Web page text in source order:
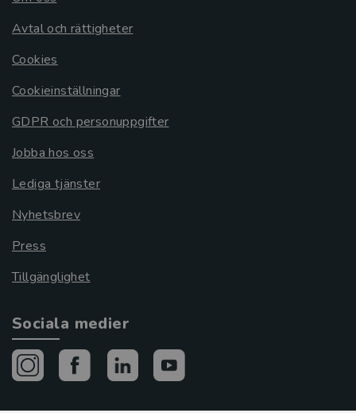
Avtal och rättigheter
Cookies
Cookieinställningar
GDPR och personuppgifter
Jobba hos oss
Lediga tjänster
Nyhetsbrev
Press
Tillgänglighet
Sociala medier